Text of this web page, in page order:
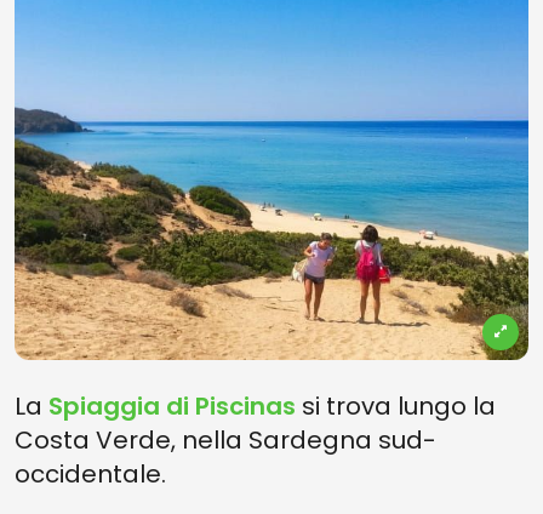
La Spiaggia di Piscinas si trova lungo la
Costa Verde, nella Sardegna sud-
occidentale.